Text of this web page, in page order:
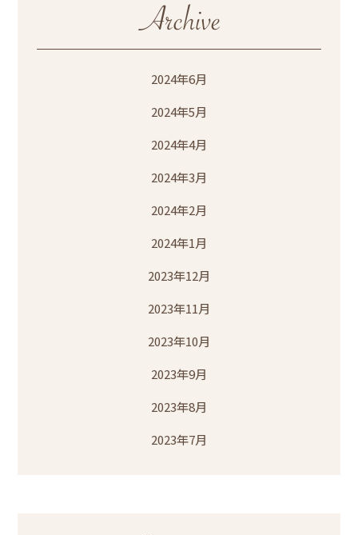
2024年6月
2024年5月
2024年4月
2024年3月
2024年2月
2024年1月
2023年12月
2023年11月
2023年10月
2023年9月
2023年8月
2023年7月